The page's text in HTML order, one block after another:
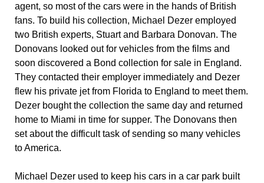
agent, so most of the cars were in the hands of British
fans. To build his collection, Michael Dezer employed
two British experts, Stuart and Barbara Donovan. The
Donovans looked out for vehicles from the films and
soon discovered a Bond collection for sale in England.
They contacted their employer immediately and Dezer
flew his private jet from Florida to England to meet them.
Dezer bought the collection the same day and returned
home to Miami in time for supper. The Donovans then
set about the difficult task of sending so many vehicles
to America.
Michael Dezer used to keep his cars in a car park built